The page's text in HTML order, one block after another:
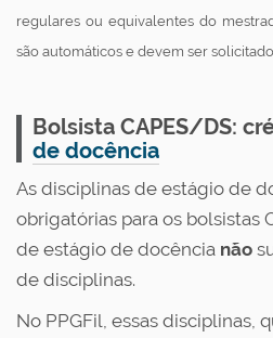
regulares ou equivalentes do
são automáticos e devem ser
Bolsista CAPES/DS:
de docência
As disciplinas de estágio de
obrigatórias para os bolsistas
de estágio de docência não
de disciplinas.
No PPGFil, essas disciplinas,